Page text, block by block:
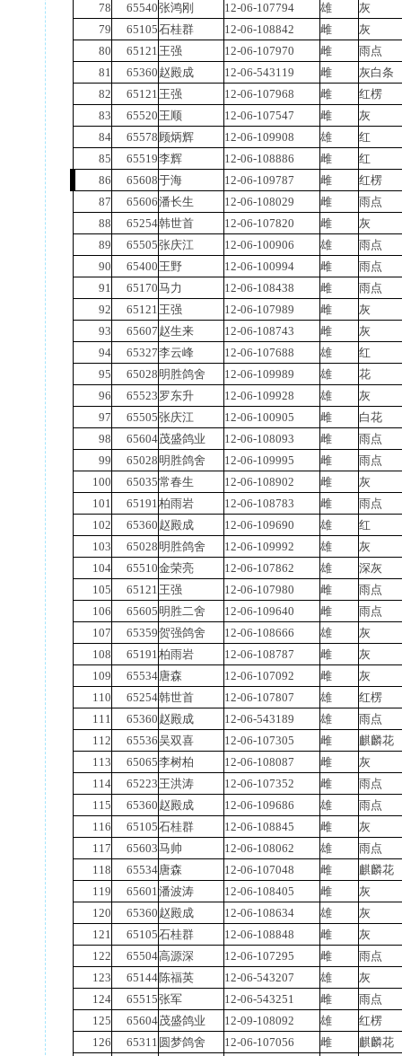
78
65540张鸿刚 12-06-107794 雄
灰
79
65105石桂群 12-06-108842 雌
灰
80
65121 王强 12-06-107970 雌
雨点
81
65360 赵殿成 12-06-543119 雌
灰白条
82
65121 王强 12-06-107968 雌
红楞
83
65520 王顺 12-06-107547 雌
灰
84
65578顾炳辉 12-06-109908 雄
红
85
65519李辉 12-06-108886 雌
红
86
65608于海 12-06-109787 雌
红楞
87
65606潘长生 12-06-108029 雌
雨点
88
65254韩世首 12-06-107820 雌
灰
89
65505张庆江 12-06-100906 雄
雨点
90
65400 王野 12-06-100994 雌
雨点
91
65170马力 12-06-108438 雌
雨点
92
65121 王强 12-06-107989 雌
灰
93
65607 赵生来 12-06-108743 雌
灰
94
65327李云峰 12-06-107688 雄
红
95
65028明胜鸽舍 12-06-109989 雄
花
96
65523 罗东升 12-06-109928 雄
灰
97
65505张庆江 12-06-100905 雌
白花
98
65604茂盛鸽业 12-06-108093 雌
雨点
99
65028明胜鸽舍 12-06-109995 雌
雨点
100
65035常春生 12-06-108902 雌
灰
101
65191柏雨岩 12-06-108783 雌
雨点
102
65360 赵殿成 12-06-109690 雄
红
103
65028明胜鸽舍 12-06-109992 雄
灰
104
65510金荣亮 12-06-107862 雄
深灰
105
65121 王强 12-06-107980 雌
雨点
106
65605明胜二舍 12-06-109640 雌
雨点
107
65359贺强鸽舍 12-06-108666 雄
灰
108
65191柏雨岩 12-06-108787 雌
灰
109
65534唐森 12-06-107092 雌
灰
110
65254韩世首 12-06-107807 雄
红楞
111
65360 赵殿成 12-06-543189 雄
雨点
112
65536吴双喜 12-06-107305 雌
麒麟花
113
65065李树柏 12-06-108087 雌
灰
114
65223 王洪涛 12-06-107352 雌
雨点
115
65360 赵殿成 12-06-109686 雄
雨点
116
65105石桂群 12-06-108845 雌
灰
117
65603马帅 12-06-108062 雄
雨点
118
65534唐森 12-06-107048 雌
麒麟花
119
65601潘波涛 12-06-108405 雌
灰
120
65360 赵殿成 12-06-108634 雄
灰
121
65105石桂群 12-06-108848 雌
灰
122
65504高源深 12-06-107295 雌
雨点
123
65144陈福英 12-06-543207 雄
灰
124
65515张军 12-06-543251 雌
雨点
125
65604茂盛鸽业 12-09-108092 雄
红楞
126
65311 圆梦鸽舍 12-06-107056 雌 麒麟花